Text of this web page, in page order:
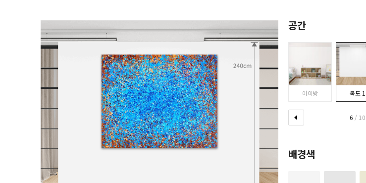
공간
거실 1 거실 2 침실 아이방 복도 1
6 / 10
배경색